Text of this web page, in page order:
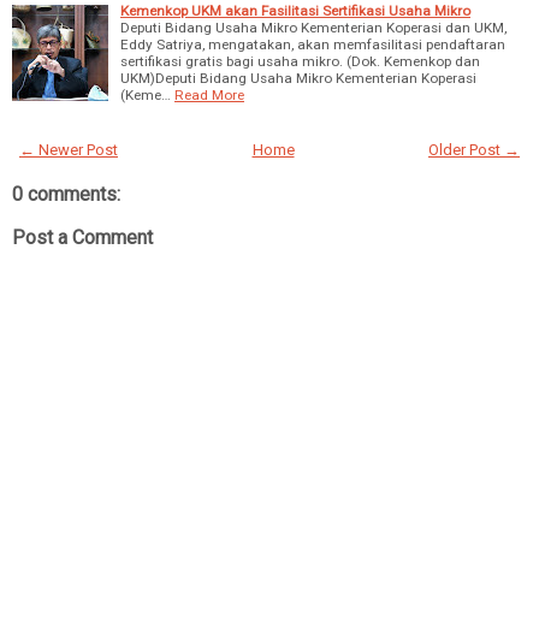
Kemenkop UKM akan Fasilitasi Sertifikasi Usaha Mikro
Deputi Bidang Usaha Mikro Kementerian Koperasi dan UKM,
Eddy Satriya, mengatakan, akan memfasilitasi pendaftaran
sertifikasi gratis bagi usaha mikro. (Dok. Kemenkop dan
UKM)Deputi Bidang Usaha Mikro Kementerian Koperasi
(Keme…
Read More
← Newer Post Older Post →
Home
0 comments:
Post a Comment